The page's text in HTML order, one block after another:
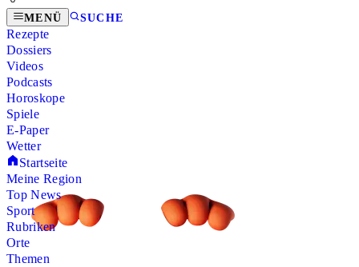
MENÜ SUCHE
Rezepte
Dossiers
Videos
Podcasts
Horoskope
Spiele
E-Paper
Wetter
Startseite
Meine Region
Top News
Sport
Rubriken
Orte
Themen